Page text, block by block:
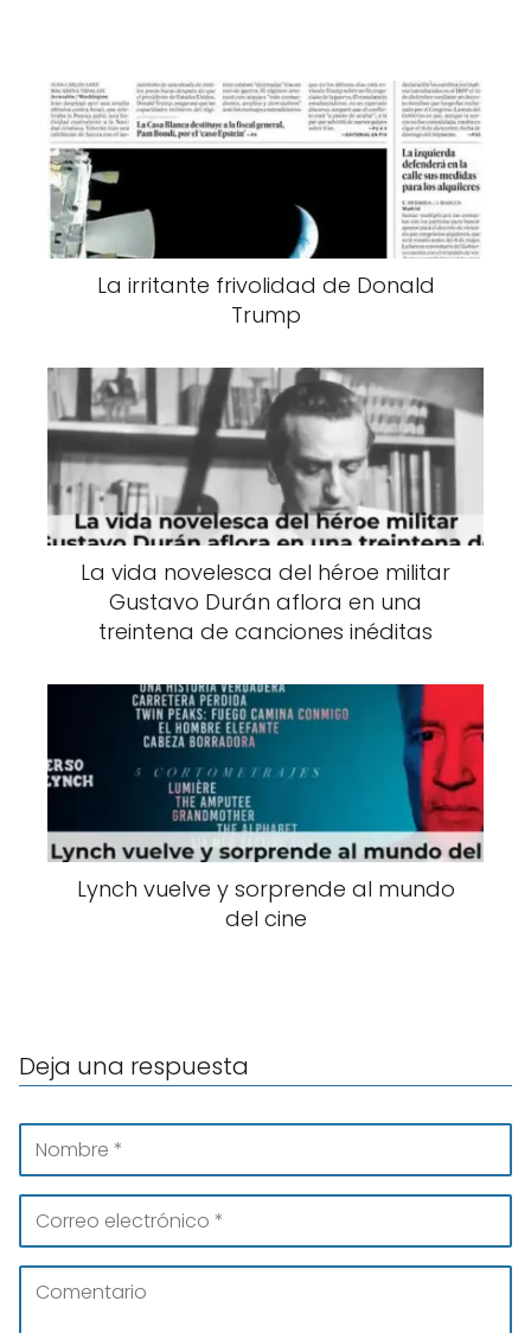
La irritante frivolidad de Donald
Trump
La vida novelesca del héroe militar
Gustavo Durán aflora en una
treintena de canciones inéditas
Lynch vuelve y sorprende al mundo
del cine
Deja una respuesta